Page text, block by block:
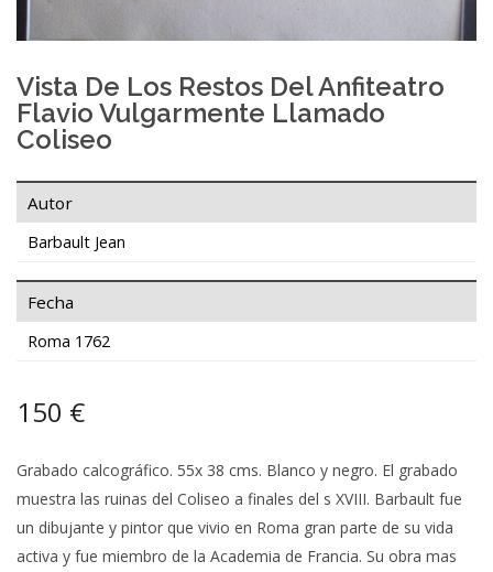
Vista De Los Restos Del Anfiteatro
Flavio Vulgarmente Llamado
Coliseo
Autor
Barbault Jean
Fecha
Roma 1762
150 €
Grabado calcográfico. 55x 38 cms. Blanco y negro. El grabado
muestra las ruinas del Coliseo a finales del s XVIII. Barbault fue
un dibujante y pintor que vivio en Roma gran parte de su vida
activa y fue miembro de la Academia de Francia. Su obra mas